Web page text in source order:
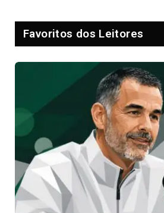
Favoritos dos Leitores